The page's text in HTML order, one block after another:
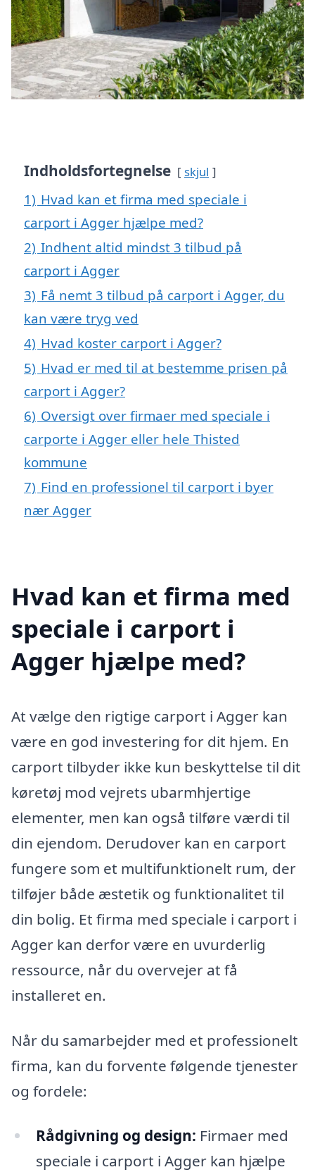
Indholdsfortegnelse skjul
1) Hvad kan et firma med speciale i
carport i Agger hjælpe med?
2) Indhent altid mindst 3 tilbud på
carport i Agger
3) Få nemt 3 tilbud på carport i Agger, du
kan være tryg ved
4) Hvad koster carport i Agger?
5) Hvad er med til at bestemme prisen på
carport i Agger?
6) Oversigt over firmaer med speciale i
carporte i Agger eller hele Thisted
kommune
7) Find en professionel til carport i byer
nær Agger
Hvad kan et firma med
speciale i carport i
Agger hjælpe med?
At vælge den rigtige carport i Agger kan
være en god investering for dit hjem. En
carport tilbyder ikke kun beskyttelse til dit
køretøj mod vejrets ubarmhjertige
elementer, men kan også tilføre værdi til
din ejendom. Derudover kan en carport
fungere som et multifunktionelt rum, der
tilføjer både æstetik og funktionalitet til
din bolig. Et firma med speciale i carport i
Agger kan derfor være en uvurderlig
ressource, når du overvejer at få
installeret en.
Når du samarbejder med et professionelt
firma, kan du forvente følgende tjenester
og fordele:
Rådgivning og design: Firmaer med
speciale i carport i Agger kan hjælpe